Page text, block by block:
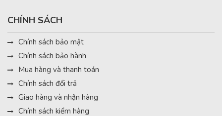
CHÍNH SÁCH
Chính sách bảo mật
Chính sách bảo hành
Mua hàng và thanh toán
Chính sách đổi trả
Giao hàng và nhận hàng
Chính sách kiểm hàng